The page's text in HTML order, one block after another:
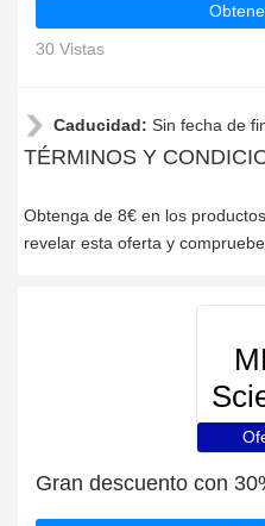
30 Vistas
Caducidad: Sin fecha de
TÉRMINOS Y
Obtenga de 8€ en los
revelar esta oferta y